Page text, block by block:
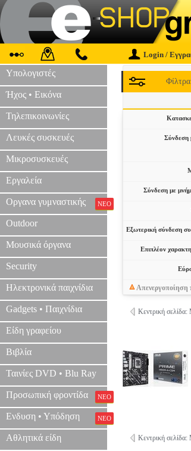
Login /
Υπολογιστές
Ήχος • Εικόνα
Τηλεπικοινωνίες
Λευκές συσκευές
Μικροσυσκευές
Εργαλεία
Οργανα γυμναστικής ΝΕΟ
Outdoor
Μουσικά όργανα
Security
Ηλεκτρονικά παιχνίδια
Gadgets • Παιχνίδια
Είδη γραφείου
Βιβλία
Ταινίες DVD • Blu Ray
Προσωπική φροντίδα ΝΕΟ
Ενδυση • Υπόδηση ΝΕΟ
Αθλητικά είδη
Φίλτρα
Σύνδεση
Σύνδεση με
Εξωτερική σύνδεση
Επιπλέον
Κεντρική σελίδα:
Κεντρική σελίδα: